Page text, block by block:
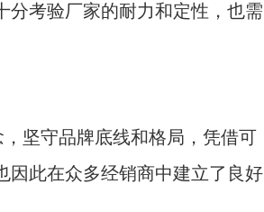
分考验厂家的耐力和定性，也需
坚守品牌底线和格局，凭借可
因此在众多经销商中建立了良好